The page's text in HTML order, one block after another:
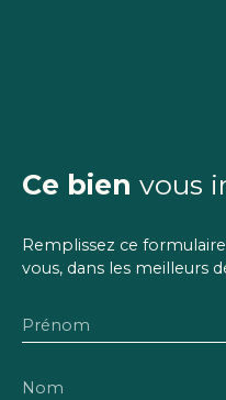
Ce bien vous
Remplissez ce
vous, dans les meilleurs
Prénom
Nom